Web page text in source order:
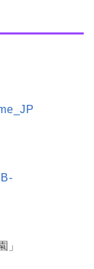
」